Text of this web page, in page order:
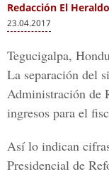
Redacción El Heraldo
23.04.2017
Tegucigalpa,
La separación del
Administración de
ingresos para el
Así lo indican
Presidencial de